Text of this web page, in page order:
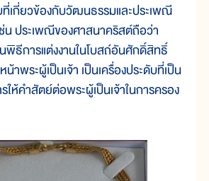
ที่เกี่ยวข้องกับวัฒนธรรมและประเพณี
น ประเพณีของศาสนาคริสต์ถือว่า
พิธีการแต่งงานในโบสถ์อันศักดิ์สิทธิ์
าพระผู้เป็นเจ้า เป็นเครื่องประดับที่เป็น
คำสัตย์ต่อพระผู้เป็นเจ้าในการครอง